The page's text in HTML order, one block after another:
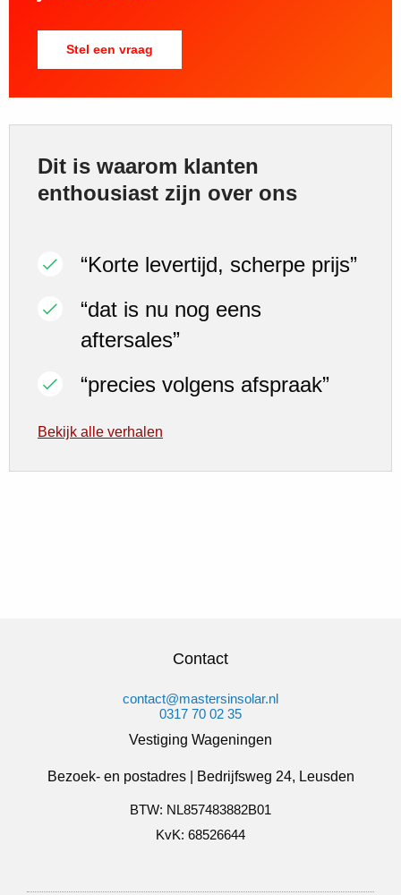
Stel een vraag
Dit is waarom klanten
enthousiast zijn over ons
“Korte levertijd, scherpe prijs”
“dat is nu nog eens
aftersales”
“precies volgens afspraak”
Bekijk alle verhalen
Contact
contact@mastersinsolar.nl
0317 70 02 35
Vestiging Wageningen
Bezoek- en postadres | Bedrijfsweg 24, Leusden
BTW: NL857483882B01
KvK: 68526644